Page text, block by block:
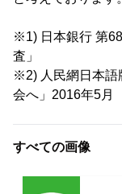
※1) 日本銀行 第
査」
※2) 人民網日本語
会へ」2016年5月
すべての画像